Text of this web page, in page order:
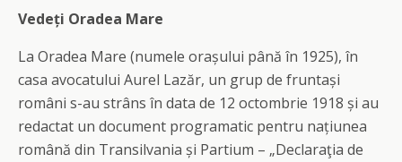
Vedeți Oradea Mare
La Oradea Mare (numele orașului până în 1925), în
casa avocatului Aurel Lazăr, un grup de fruntași
români s-au strâns în data de 12 octombrie 1918 și au
redactat un document programatic pentru națiunea
română din Transilvania și Partium – „Declaraţia de